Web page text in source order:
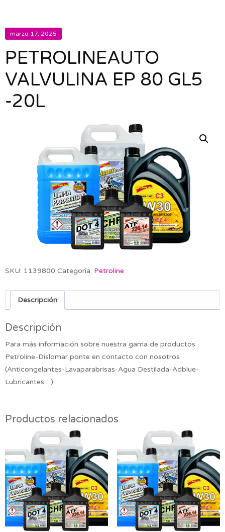
marzo 17, 2025
PETROLINEAUTO
VALVULINA EP 80 GL5
-20L
SKU: 1139800 Categoría: Petroline
Descripción
Descripción
Para más información sobre nuestra gama de productos
Petroline-Dislomar ponte en contacto con nosotros
(Anticongelantes-Lavaparabrisas-Agua Destilada-Adblue-
Lubricantes…)
Productos relacionados